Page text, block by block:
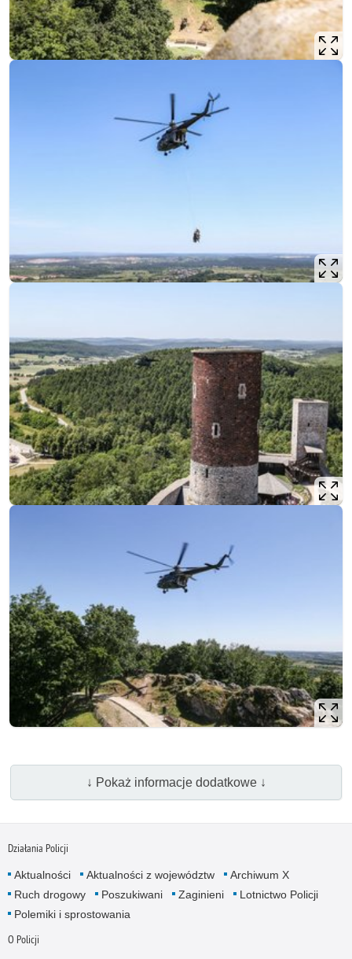
↓ Pokaż informacje dodatkowe ↓
Działania Policji
Aktualności Aktualności z województw
Archiwum X
Ruch drogowy
Poszukiwani Zaginieni
Lotnictwo Policji
Polemiki i sprostowania
O Policji